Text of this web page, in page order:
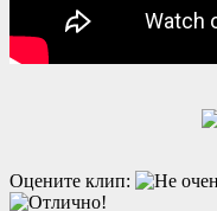
Оцените клип: